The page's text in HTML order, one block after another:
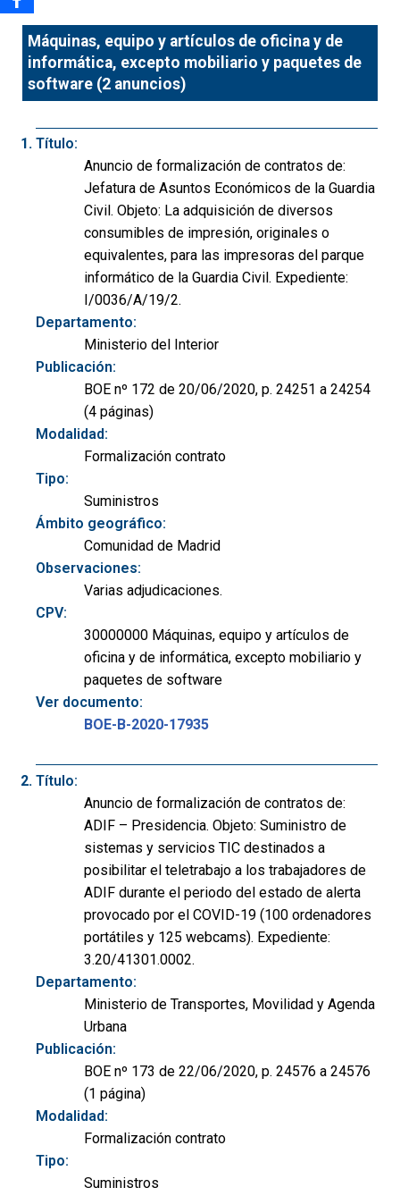
Máquinas, equipo y artículos de oficina y de
informática, excepto mobiliario y paquetes de
software (2 anuncios)
Título:
Anuncio de formalización de contratos de:
Jefatura de Asuntos Económicos de la Guardia
Civil. Objeto: La adquisición de diversos
consumibles de impresión, originales o
equivalentes, para las impresoras del parque
informático de la Guardia Civil. Expediente:
I/0036/A/19/2.
Departamento:
Ministerio del Interior
Publicación:
BOE nº 172 de 20/06/2020, p. 24251 a 24254
(4 páginas)
Modalidad:
Formalización contrato
Tipo:
Suministros
Ámbito geográfico:
Comunidad de Madrid
Observaciones:
Varias adjudicaciones.
CPV:
30000000 Máquinas, equipo y artículos de
oficina y de informática, excepto mobiliario y
paquetes de software
Ver documento:
BOE-B-2020-17935
Título:
Anuncio de formalización de contratos de:
ADIF – Presidencia. Objeto: Suministro de
sistemas y servicios TIC destinados a
posibilitar el teletrabajo a los trabajadores de
ADIF durante el periodo del estado de alerta
provocado por el COVID-19 (100 ordenadores
portátiles y 125 webcams). Expediente:
3.20/41301.0002.
Departamento:
Ministerio de Transportes, Movilidad y Agenda
Urbana
Publicación:
BOE nº 173 de 22/06/2020, p. 24576 a 24576
(1 página)
Modalidad:
Formalización contrato
Tipo:
Suministros